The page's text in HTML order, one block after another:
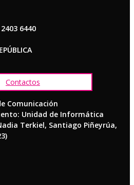
6440
Contactos
Comunicación
Unidad de Informática
Terkiel, Santiago Piñeyrúa,